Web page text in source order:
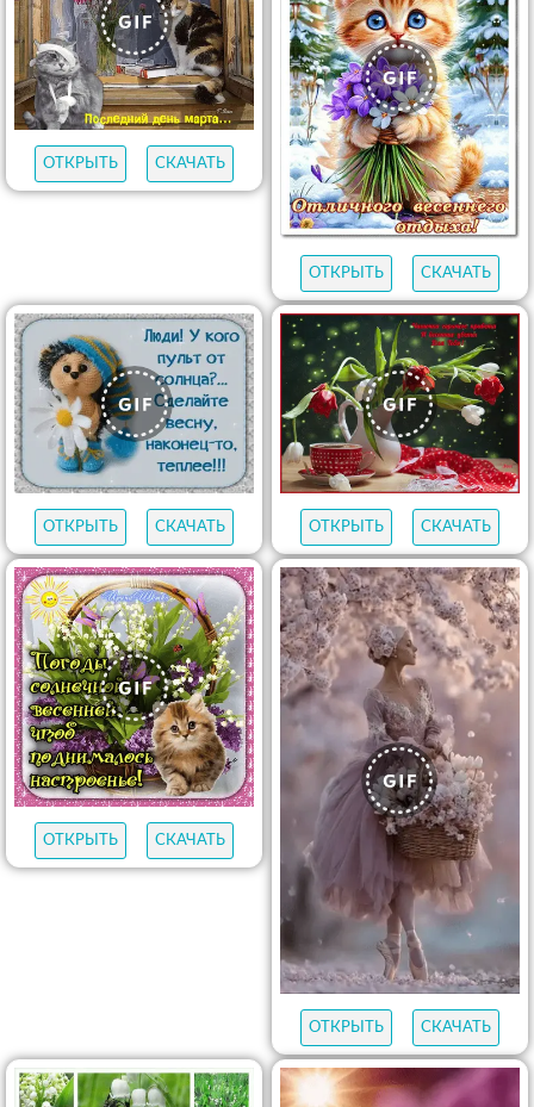
ОТКРЫТЬ СКАЧАТЬ
ОТКРЫТЬ СКАЧАТЬ
ОТКРЫТЬ СКАЧАТЬ ОТКРЫТЬ СКАЧАТЬ
ОТКРЫТЬ СКАЧАТЬ
ОТКРЫТЬ СКАЧАТЬ